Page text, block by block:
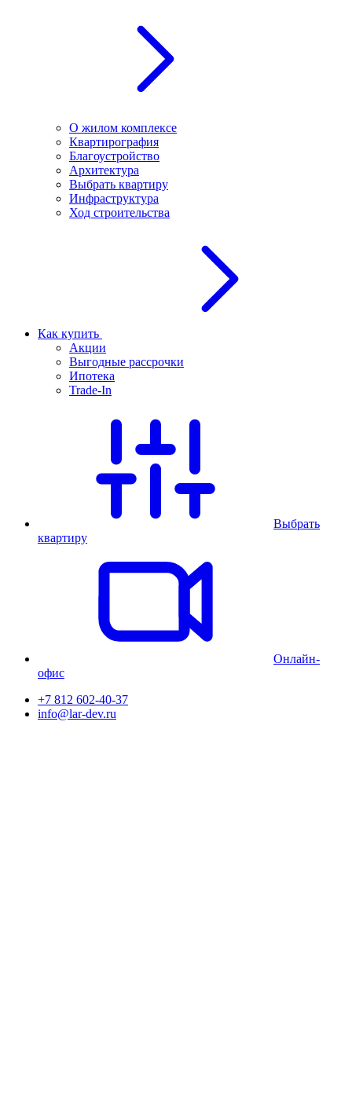
О жилом комплексе
Квартирография
Благоустройство
Архитектура
Выбрать квартиру
Инфраструктура
Ход строительства
Как купить
Акции
Выгодные рассрочки
Ипотека
Trade-In
Выбрать
квартиру
Онлайн-
офис
+7 812 602-40-37
info@lar-dev.ru